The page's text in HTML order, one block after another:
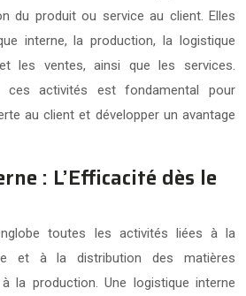
du produit ou service au client. Elles
interne, la production, la logistique
les ventes, ainsi que les services.
ces activités est fondamental pour
au client et développer un avantage
: L’Efficacité dès le
toutes les activités liées à la
et à la distribution des matières
la production. Une logistique interne